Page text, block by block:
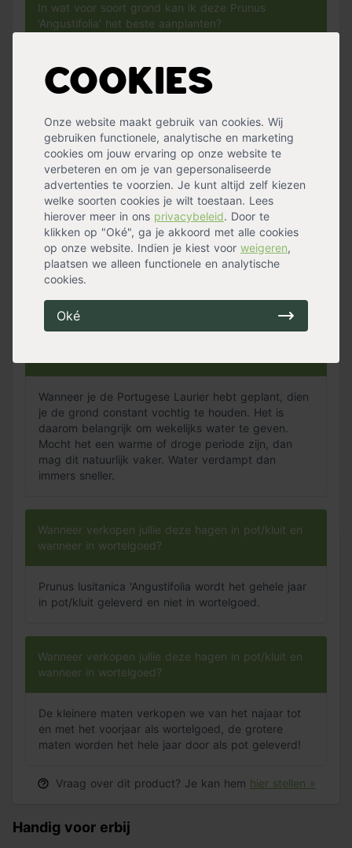
Cookies
Onze website maakt gebruik van cookies. Wij
gebruiken functionele, analytische en marketing
cookies om jouw ervaring op onze website te
verbeteren en om je van gepersonaliseerde
advertenties te voorzien. Je kunt altijd zelf kiezen
welke soorten cookies je wilt toestaan. Lees
hierover meer in ons privacybeleid. Door te
klikken op "Oké", ga je akkoord met alle cookies
op onze website. Indien je kiest voor weigeren,
plaatsen we alleen functionele en analytische
cookies.
Oké
In wat voor soort grond kan ik deze Prunus
'Angustifolia' het beste aanplanten?
De 'Angustifiolia' kan het beste worden aangeplant
in Pokon aanplantgrond voor planten, hagen &
bomen .
Hoe kan ik de 'Angustifolia' het best snoeien?
Het is raadzaam de ‘Angustifolia’ twee keer per jaar
te snoeien. De eerste keer vóór 21 juni en de
tweede vóór eind september. De laurier gaat dan
vertakken waardoor deze mooi dichtgroeit. Snoei
ongeveer een derde van de lengte van de takken
weg. Let er wel op dat je niet in de bladeren knipt.
De bladeren kleuren door beschadiging namelijk
bruin.
Wanneer je de Portugese Laurier hebt geplant, dien
je de grond constant vochtig te houden. Het is
daarom belangrijk om wekelijks water te geven.
Mocht het een warme of droge periode zijn, dan
mag dit natuurlijk vaker. Water verdampt dan
immers sneller.
Wanneer verkopen jullie deze hagen in pot/kluit en
wanneer in wortelgoed?
Prunus lusitanica 'Angustifolia wordt het gehele jaar
in pot/kluit geleverd en niet in wortelgoed.
Wanneer verkopen jullie deze hagen in pot/kluit en
wanneer in wortelgoed?
De kleinere maten verkopen we van het najaar tot
en met het voorjaar als wortelgoed, de grotere
maten worden het hele jaar door als pot geleverd!
Vraag over dit product? Je kan hem hier stellen »
Handig voor erbij